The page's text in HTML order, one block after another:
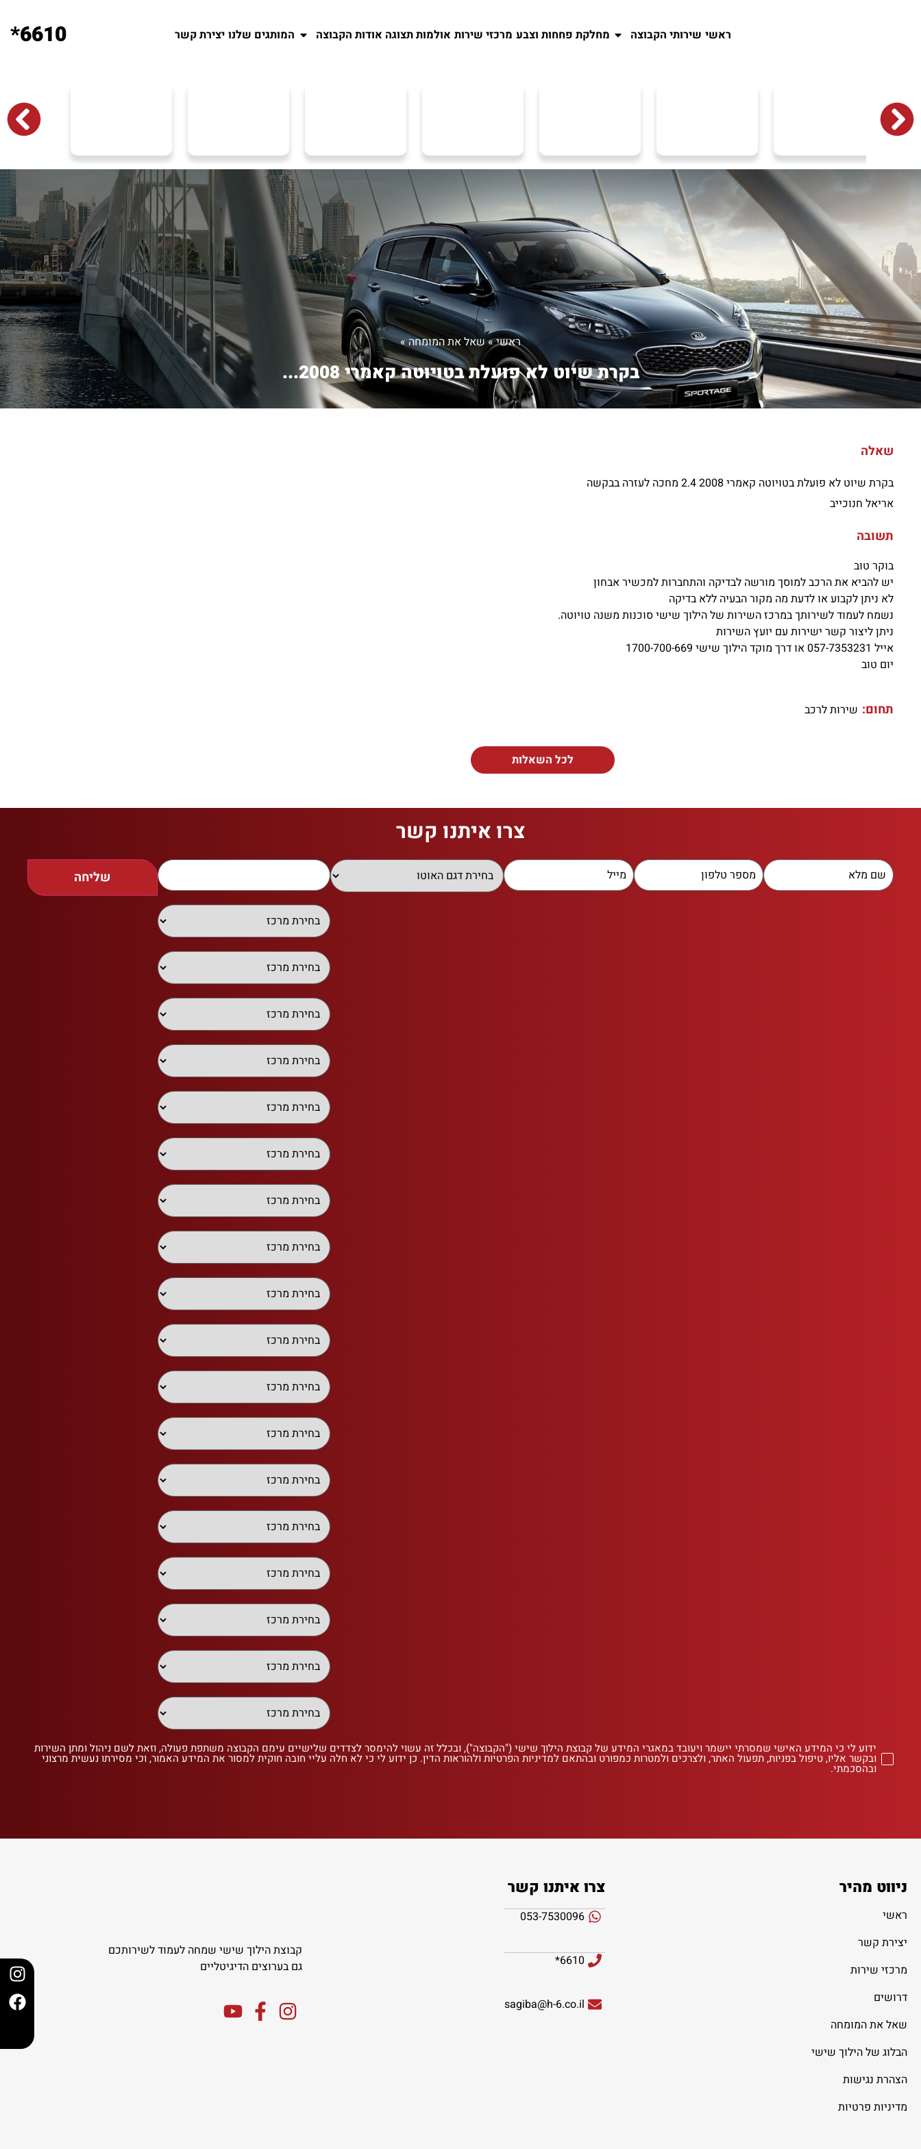
ראשי שירותי הקבוצה מחלקת פחחות וצבע מרכזי שירות אולמות תצוגה אודות הקבוצה המותגים שלנו יצירת קשר 6610*
ראשי»שאל את המומחה»
בקרת שיוט לא פועלת בטויוטה קאמרי 2008...
שאלה
בקרת שיוט לא פועלת בטויוטה קאמרי 2008 2.4 מחכה לעזרה בבקשה
אריאל חנוכייב
תשובה
בוקר טוב
יש להביא את הרכב למוסך מורשה לבדיקה והתחברות למכשיר אבחון
לא ניתן לקבוע או לדעת מה מקור הבעיה ללא בדיקה
נשמח לעמוד לשירותך במרכז השירות של הילוך שישי סוכנות משנה טויוטה.
ניתן ליצור קשר ישירות עם יועץ השירות
אייל 057-7353231 או דרך מוקד הילוך שישי 1700-700-669
יום טוב
תחום: שירות לרכב
לכל השאלות
צרו איתנו קשר
שליחה
ידוע לי כי המידע האישי שמסרתי יישמר ויעובד במאגרי המידע של קבוצת הילוך שישי ("הקבוצה"), ובכלל זה עשוי להימסר לצדדים שלישיים עימם הקבוצה משתפת פעולה, וזאת לשם ניהול ומתן השירות
ובקשר אליו, טיפול בפניות, תפעול האתר, ולצרכים ולמטרות כמפורט ובהתאם למדיניות הפרטיות ולהוראות הדין. כן ידוע לי כי לא חלה עליי חובה חוקית למסור את המידע האמור, וכי מסירתו נעשית מרצוני
ובהסכמתי.
ניווט מהיר
ראשי
יצירת קשר
מרכזי שירות
דרושים
שאל את המומחה
הבלוג של הילוך שישי
הצהרת נגישות
מדיניות פרטיות
צרו איתנו קשר
053-7530096
6610*
sagiba@h-6.co.il
קבוצת הילוך שישי שמחה לעמוד לשירותכם
גם בערוצים הדיגיטליים